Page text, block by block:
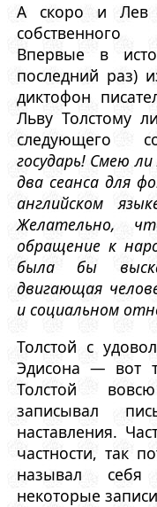
А скоро и Лев
Впервые в
последний раз)
диктофон
Льву Толстому
следующего
государь! Смею
два сеанса для
английском
Желательно,
обращение к
была бы
двигающая
и социальном
Толстой с
Эдисона — вот
Толстой
записывал
наставления.
частности, так
называл
некоторые